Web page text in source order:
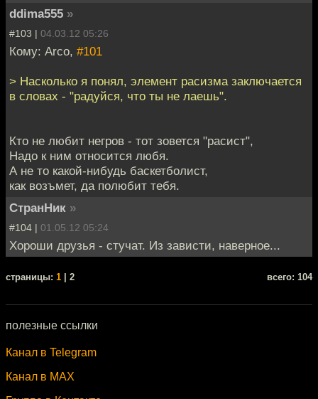
ddima555 »
#103 | 04.03.12 05:26
Кому: Arco, #101
> Насколько я понял, элемент расизма заключается
в словах - "радуйся, что ты не лаешь".
Кто не любит негров - тот зовется "расист",
Надо к ним относится любя.
А не то какой-нибудь баскетболист,
как возъмет, да полюбит тебя.
СтранHик »
#104 | 01.05.12 05:24
Хороши друзья - стучат. Из зависти, наверное...
cтраницы: 1 | 2 всего: 104
полезные ссылки
Канал в Telegram
Канал в MAX